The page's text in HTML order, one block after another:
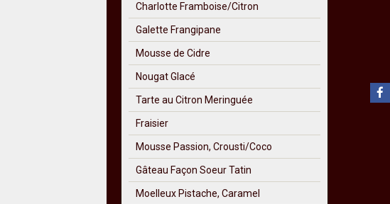
Charlotte Framboise/Citron
Galette Frangipane
Mousse de Cidre
Nougat Glacé
Tarte au Citron Meringuée
Fraisier
Mousse Passion, Crousti/Coco
Gâteau Façon Soeur Tatin
Moelleux Pistache, Caramel